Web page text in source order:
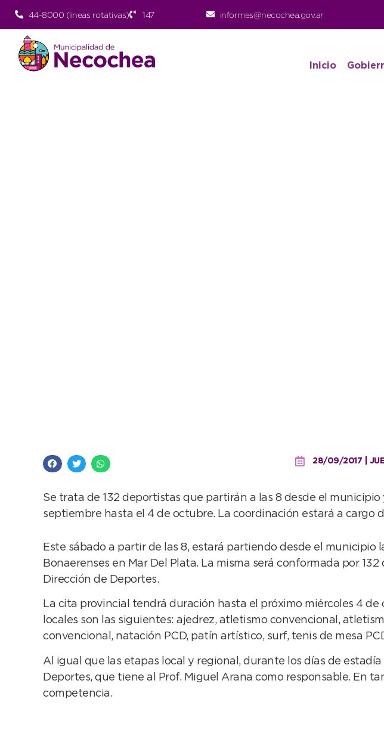
44-8000 (lineas rotativas) 147 informes@necochea.gov.ar
Inicio
28/09/2017 |
Se trata de 132 deportistas que partirán a las 8 desde el
septiembre hasta el 4 de octubre. La coordinación estará a cargo
Este sábado a partir de las 8, estará partiendo desde el
Bonaerenses en Mar Del Plata. La misma será conformada por
Dirección de Deportes.
La cita provincial tendrá duración hasta el próximo miércoles 4
locales son las siguientes: ajedrez, atletismo convencional,
convencional, natación PCD, patín artístico, surf, tenis de mesa
Al igual que las etapas local y regional, durante los días de
Deportes, que tiene al Prof. Miguel Arana como responsable. En
competencia.